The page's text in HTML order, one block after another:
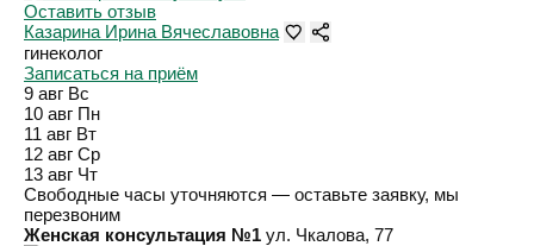
Оставить отзыв
Казарина Ирина Вячеславовна
гинеколог
Записаться на приём
9 авг Вс
10 авг Пн
11 авг Вт
12 авг Ср
13 авг Чт
Свободные часы уточняются — оставьте заявку, мы
перезвоним
Женская консультация №1 ул. Чкалова, 77